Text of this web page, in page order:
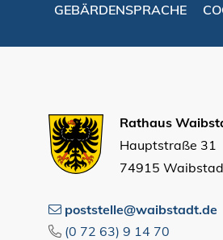
GEBÄRDENSPRACHE
Rathaus
Hauptstraße 31
74915
poststelle@waibstadt.de
(0 72 63) 9 14 70